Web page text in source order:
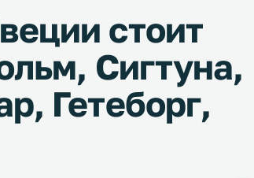
стоит
Сигтуна,
Гетеборг,